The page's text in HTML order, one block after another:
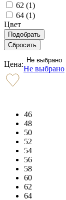
62 (1)
64 (1)
Цвет
Цена: Не выбрано
Не выбрано
46
48
50
52
54
56
58
60
62
64